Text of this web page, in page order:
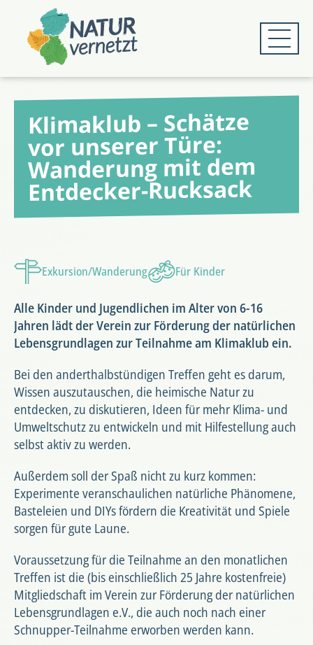
Hauptmenü
springen
Hauptinhalt
springen
Klimaklub – Schätze
vor unserer Türe:
Wanderung mit dem
Entdecker-Rucksack
Exkursion/Wanderung Für Kinder
Alle Kinder und Jugendlichen im Alter von 6-16
Jahren lädt der Verein zur Förderung der natürlichen
Lebensgrundlagen zur Teilnahme am Klimaklub ein.
Bei den anderthalbstündigen Treffen geht es darum,
Wissen auszutauschen, die heimische Natur zu
entdecken, zu diskutieren, Ideen für mehr Klima- und
Umweltschutz zu entwickeln und mit Hilfestellung auch
selbst aktiv zu werden.
Außerdem soll der Spaß nicht zu kurz kommen:
Experimente veranschaulichen natürliche Phänomene,
Basteleien und DIYs fördern die Kreativität und Spiele
sorgen für gute Laune.
Voraussetzung für die Teilnahme an den monatlichen
Treffen ist die (bis einschließlich 25 Jahre kostenfreie)
Mitgliedschaft im Verein zur Förderung der natürlichen
Lebensgrundlagen e.V., die auch noch nach einer
Schnupper-Teilnahme erworben werden kann.